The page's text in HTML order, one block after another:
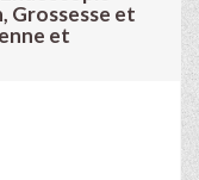
Grossesse et
et